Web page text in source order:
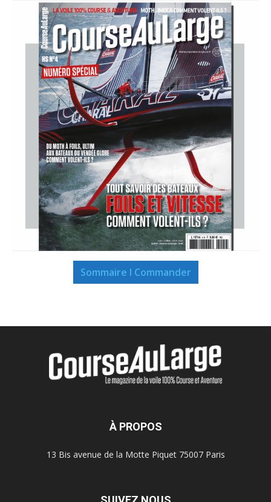
Sommaire I Commander
À PROPOS
13 Bis avenue de la Motte Piquet 75007 Paris